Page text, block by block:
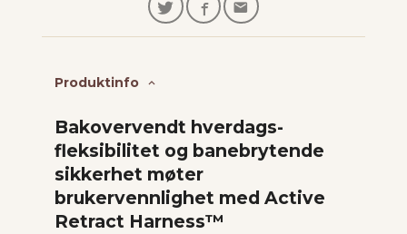
Produktinfo
Bakovervendt hverdags-
fleksibilitet og banebrytende
sikkerhet møter
brukervennlighet med Active
Retract Harness™